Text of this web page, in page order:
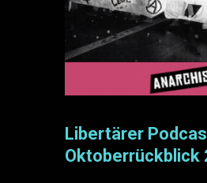
Libertärer
Oktoberrückblick